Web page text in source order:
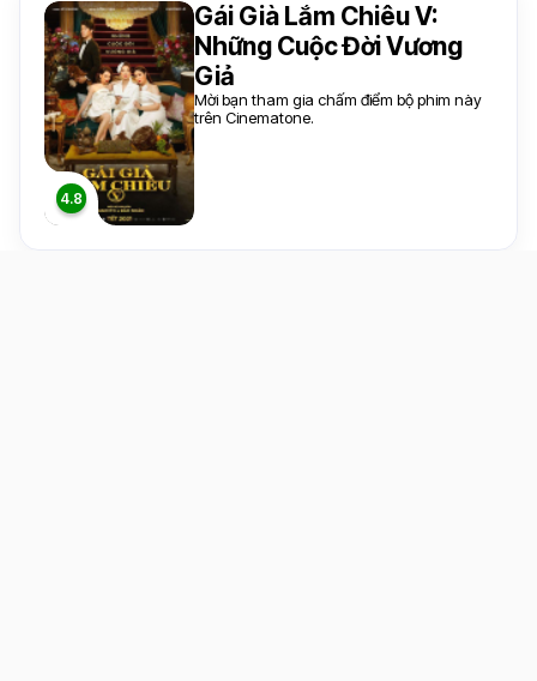
Gái Già Lắm Chiêu V:
Những Cuộc Đời Vương
Giả
Mời bạn tham gia chấm điểm bộ phim này
trên Cinematone.